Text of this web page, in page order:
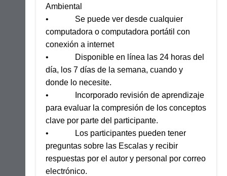
Ambiental
• Se puede ver desde cualquier
computadora o computadora portátil con
conexión a internet
• Disponible en línea las 24 horas del
día, los 7 días de la semana, cuando y
donde lo necesite.
• Incorporado revisión de aprendizaje
para evaluar la compresión de los conceptos
clave por parte del participante.
• Los participantes pueden tener
preguntas sobre las Escalas y recibir
respuestas por el autor y personal por correo
electrónico.